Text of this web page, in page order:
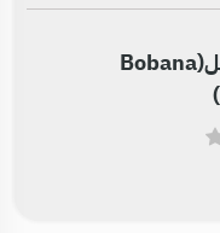
بوبانا صن بلوك جل(Bobana